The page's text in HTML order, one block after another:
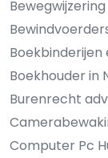
Boekbinderijen
Boekhouder in
Burenrecht
Computer Pc